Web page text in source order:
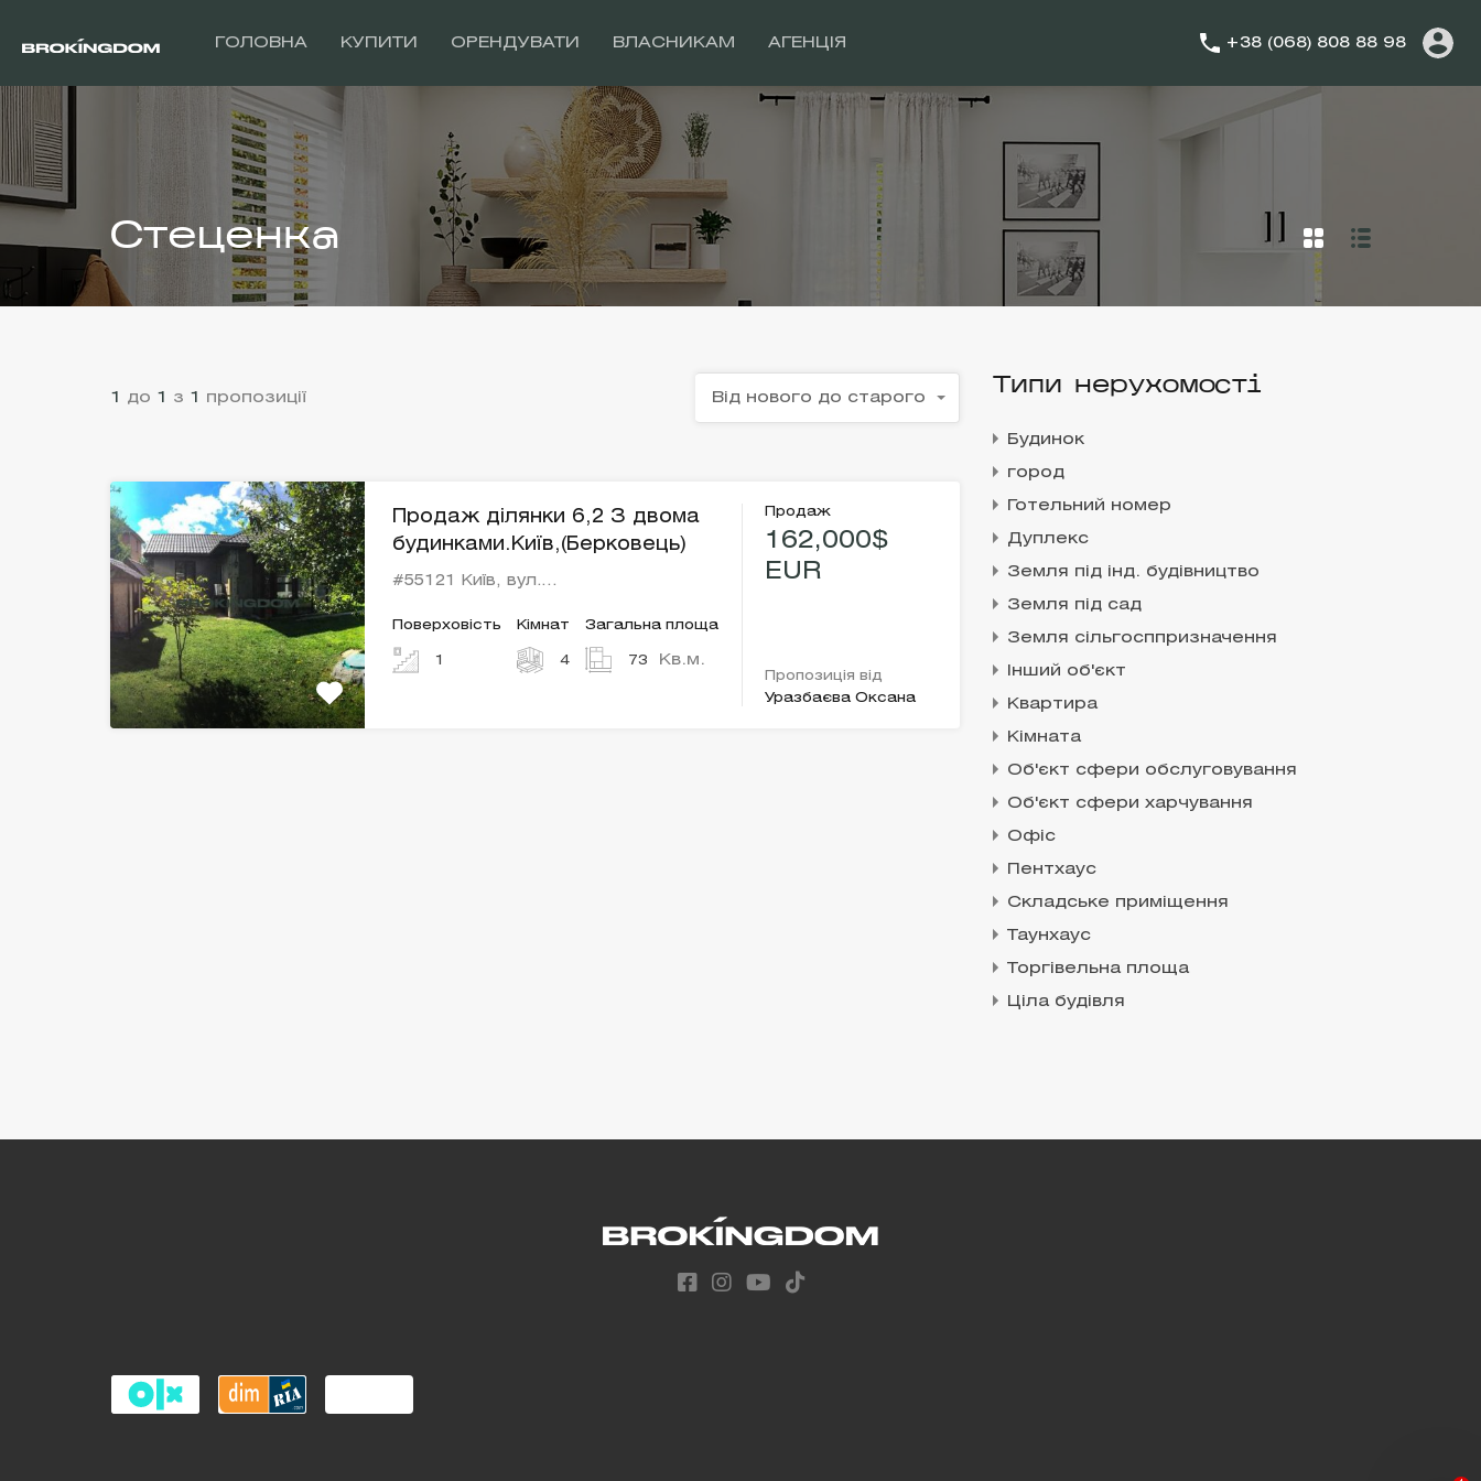
ГОЛОВНА КУПИТИ ОРЕНДУВАТИ ВЛАСНИКАМ АГЕНЦІЯ +38 (068) 808 88 98
Стеценка
1 до 1 з 1 пропозиції Від нового до старого
Продаж ділянки 6,2 З двома
будинками.Київ,(Берковець)
#55121 Київ, вул.…
Поверховість
1
Кімнат
4
Загальна площа
73 Кв.м.
Продаж
162,000$
EUR
Пропозиція від
Уразбаєва Оксана
Типи нерухомості
Будинок
город
Готельний номер
Дуплекс
Земля під інд. будівництво
Земля під сад
Земля сільгосппризначення
Інший об'єкт
Квартира
Кімната
Об'єкт сфери обслуговування
Об'єкт сфери харчування
Офіс
Пентхаус
Складське приміщення
Таунхаус
Торгівельна площа
Ціла будівля